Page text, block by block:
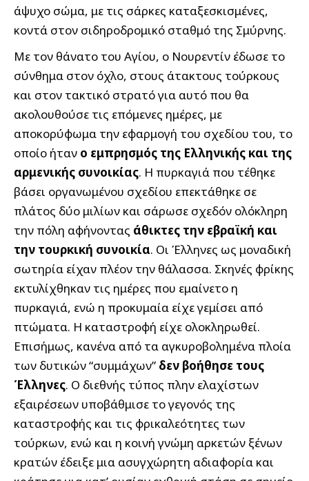
άψυχο σώμα, με τις σάρκες καταξεσκισμένες,
κοντά στον σιδηροδρομικό σταθμό της Σμύρνης.
Με τον θάνατο του Αγίου, ο Νουρεντίν έδωσε το
σύνθημα στον όχλο, στους άτακτους τούρκους
και στον τακτικό στρατό για αυτό που θα
ακολουθούσε τις επόμενες ημέρες, με
αποκορύφωμα την εφαρμογή του σχεδίου του, το
οποίο ήταν ο εμπρησμός της Ελληνικής και της
αρμενικής συνοικίας. Η πυρκαγιά που τέθηκε
βάσει οργανωμένου σχεδίου επεκτάθηκε σε
πλάτος δύο μιλίων και σάρωσε σχεδόν ολόκληρη
την πόλη αφήνοντας άθικτες την εβραϊκή και
την τουρκική συνοικία. Οι Έλληνες ως μοναδική
σωτηρία είχαν πλέον την θάλασσα. Σκηνές φρίκης
εκτυλίχθηκαν τις ημέρες που εμαίνετο η
πυρκαγιά, ενώ η προκυμαία είχε γεμίσει από
πτώματα. Η καταστροφή είχε ολοκληρωθεί.
Επισήμως, κανένα από τα αγκυροβολημένα πλοία
των δυτικών “συμμάχων” δεν βοήθησε τους
Έλληνες. Ο διεθνής τύπος πλην ελαχίστων
εξαιρέσεων υποβάθμισε το γεγονός της
καταστροφής και τις φρικαλεότητες των
τούρκων, ενώ και η κοινή γνώμη αρκετών ξένων
κρατών έδειξε μια ασυγχώρητη αδιαφορία και